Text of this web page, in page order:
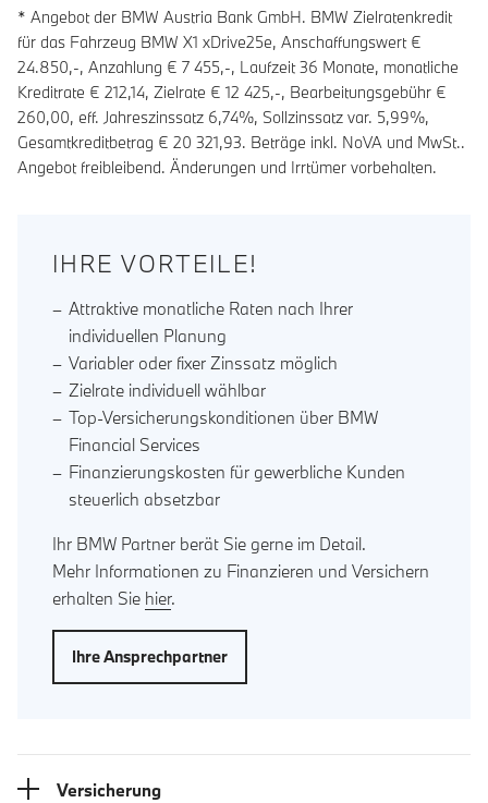
* Angebot der BMW Austria Bank GmbH. BMW Zielratenkredit
für das Fahrzeug BMW X1 xDrive25e, Anschaffungswert €
24.850,-, Anzahlung € 7 455,-, Laufzeit36 Monate, monatliche
Kreditrate € 212,14, Zielrate € 12 425,-, Bearbeitungsgebühr €
260,00, eff. Jahreszinssatz 6,74%, Sollzinssatz var. 5,99%,
Gesamtkreditbetrag € 20 321,93. Beträge inkl. NoVA und MwSt..
Angebot freibleibend. Änderungen und Irrtümer vorbehalten.
IHRE VORTEILE!
Attraktive monatliche Raten nach Ihrer
individuellen Planung
Variabler oder fixer Zinssatz möglich
Zielrate individuell wählbar
Top-Versicherungskonditionen über BMW
Financial Services
Finanzierungskosten für gewerbliche Kunden
steuerlich absetzbar
Ihr BMW Partner berät Sie gerne im Detail.
Mehr Informationen zu Finanzieren und Versichern
erhalten Sie hier.
Ihre Ansprechpartner
Versicherung